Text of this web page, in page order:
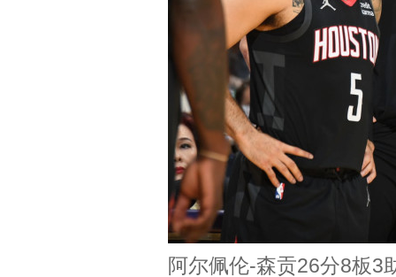
阿尔佩伦-森贡26分8板3